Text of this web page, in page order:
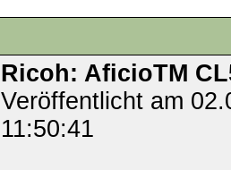
Ricoh: AficioTM
Veröffentlicht am
11:50:41